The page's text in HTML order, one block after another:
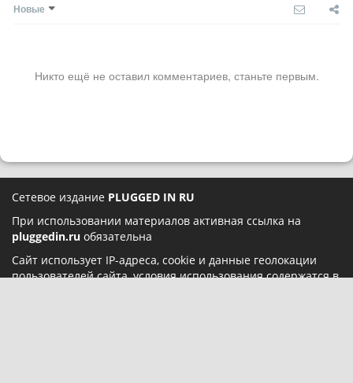
Новые
Никто ещё не оставил комментариев, станьте первым.
Сетевое издание PLUGGED IN RU
При использовании материалов активная ссылка на
pluggedin.ru обязательна
Сайт использует IP-адреса, cookie и данные геолокации
пользователей сайта, условия использования содержатся в